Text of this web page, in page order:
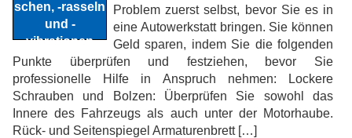
Problem zuerst selbst, bevor Sie es in
eine Autowerkstatt bringen. Sie können
Geld sparen, indem Sie die folgenden
Punkte überprüfen und festziehen, bevor Sie
professionelle Hilfe in Anspruch nehmen: Lockere
Schrauben und Bolzen: Überprüfen Sie sowohl das
Innere des Fahrzeugs als auch unter der Motorhaube.
Rück- und Seitenspiegel Armaturenbrett […]